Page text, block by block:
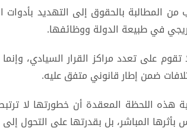
من المطالبة بالحقوق إلى التهديد بأدوات
في طبيعة الدولة ووظائفها.
تقوم على تعدد مراكز القرار السيادي،
ضمن إطار قانوني متفق عليه.
هذه اللحظة المعقدة أن خطورتها لا
بأثرها المباشر، بل بقدرتها على التحول إلى